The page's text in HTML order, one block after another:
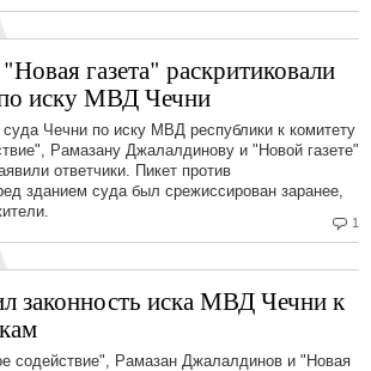
1
газета" раскритиковали
иску МВД Чечни
Чечни по иску МВД республики к комитету
Рамазану Джалалдинову и "Новой газете"
ответчики. Пикет против
зданием суда был срежиссирован заранее,
законность иска МВД Чечни к
содействие", Рамазан Джалалдинов и "Новая